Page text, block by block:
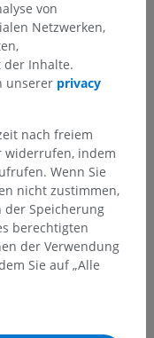
von
Netzwerken,
der Inhalte.
unserer privacy
nach freiem
widerrufen, indem
Wenn Sie
nicht zustimmen,
der Speicherung
berechtigten
der Verwendung
Sie auf „Alle